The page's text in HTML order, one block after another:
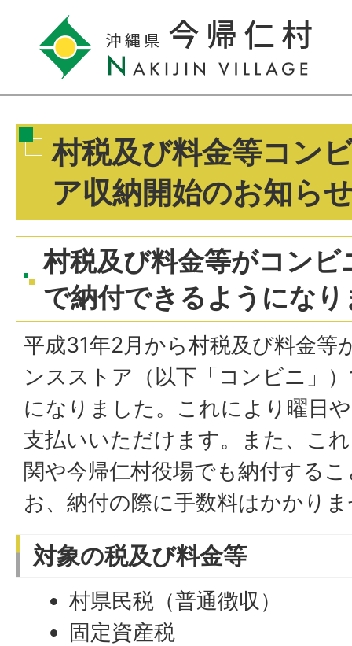
村税及び料金等コン
ア収納開始のお知ら
村税及び料金等がコン
で納付できるようにな
平成31年2月から村税及び料金等
ンスストア（以下「コンビニ」
になりました。これにより曜日
支払いいただけます。また、こ
関や今帰仁村役場でも納付する
お、納付の際に手数料はかかり
対象の税及び料金等
村県民税（普通徴収）
固定資産税